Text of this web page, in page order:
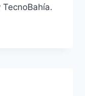
TecnoBahía.